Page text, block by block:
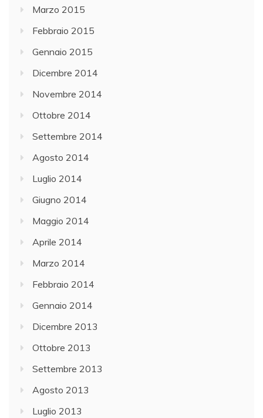
Marzo 2015
Febbraio 2015
Gennaio 2015
Dicembre 2014
Novembre 2014
Ottobre 2014
Settembre 2014
Agosto 2014
Luglio 2014
Giugno 2014
Maggio 2014
Aprile 2014
Marzo 2014
Febbraio 2014
Gennaio 2014
Dicembre 2013
Ottobre 2013
Settembre 2013
Agosto 2013
Luglio 2013